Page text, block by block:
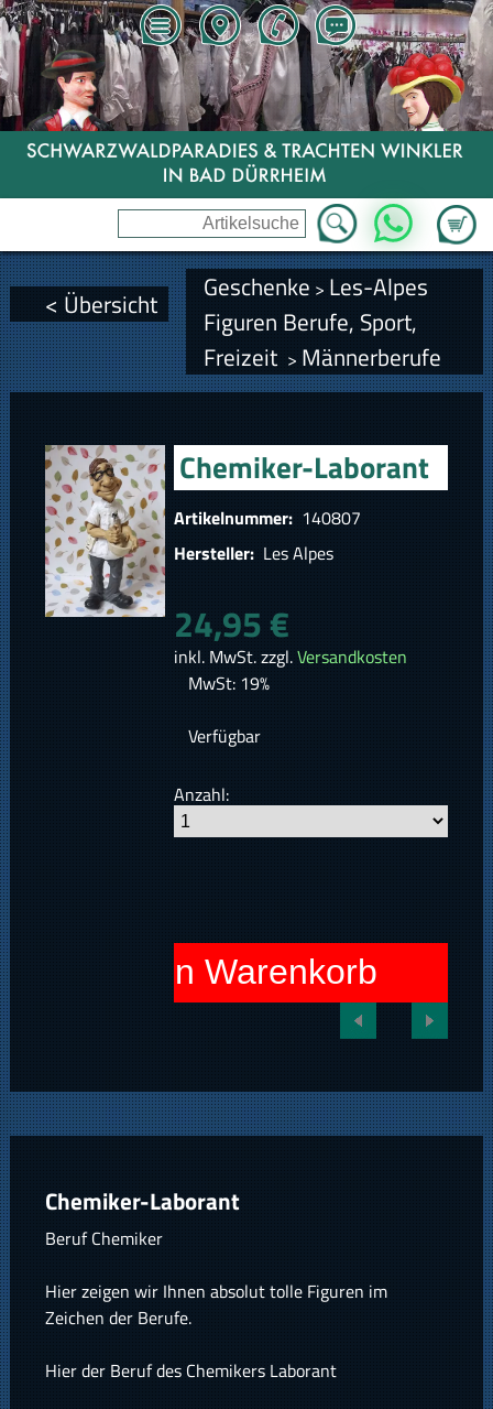
Zum
WhatsApp
< Übersicht Geschenke > Les-Alpes
Figuren Berufe, Sport,
Freizeit > Männerberufe
Chemiker-Laborant
Artikelnummer: 140807
Hersteller: Les Alpes
24,95 €
inkl. MwSt. zzgl.Versandkosten
MwSt: 19%
Verfügbar
Anzahl:
In den Warenkorb
Chemiker-Laborant
Beruf Chemiker
Hier zeigen wir Ihnen absolut tolle Figuren im
Zeichen der Berufe.
Hier der Beruf des Chemikers Laborant